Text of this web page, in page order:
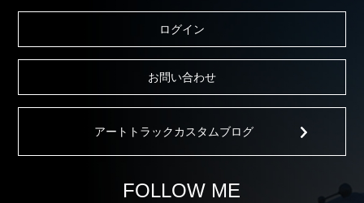
ログイン
お問い合わせ
アートトラックカスタムブログ
FOLLOW ME